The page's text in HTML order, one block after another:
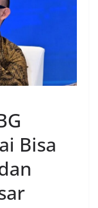
Bisa